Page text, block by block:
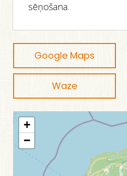
sēņošana.
Google Maps
Waze
+
−